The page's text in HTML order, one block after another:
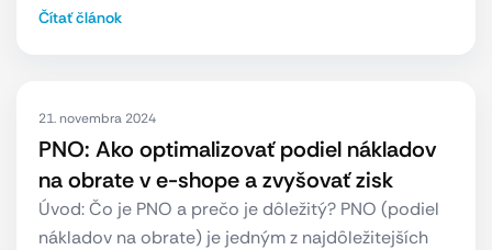
Čítať článok
21. novembra 2024
PNO: Ako optimalizovať podiel nákladov
na obrate v e-shope a zvyšovať zisk
Úvod: Čo je PNO a prečo je dôležitý? PNO (podiel
nákladov na obrate) je jedným z najdôležitejších